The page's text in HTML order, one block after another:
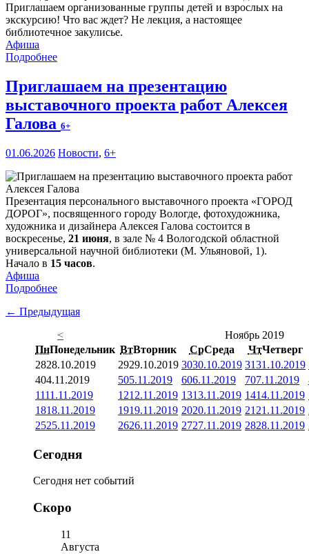
Приглашаем организованные группы детей и взрослых на
экскурсию! Что вас ждет? Не лекция, а настоящее
библиотечное закулисье.
Афиша
Подробнее
Приглашаем на презентацию
выставочного проекта работ Алексея
Галова 6+
01.06.2026 Новости, 6+
Презентация персонального выставочного проекта «ГОРОД
ДОРОГ», посвященного городу Вологде, фотохудожника,
художника и дизайнера Алексея Галова состоится в
воскресенье, 21 июня, в зале № 4 Вологодской областной
универсальной научной библиотеки (М. Ульяновой, 1).
Начало в 15 часов.
Афиша
Подробнее
← Предыдущая
<
Ноябрь 2019
ПнПонедельник ВтВторник СрСреда ЧтЧетверг
2828.10.2019 2929.10.2019 3030.10.2019 3131.10.2019
404.11.2019 505.11.2019 606.11.2019 707.11.2019
1111.11.2019 1212.11.2019 1313.11.2019 1414.11.2019
1818.11.2019 1919.11.2019 2020.11.2019 21 21.11.2019
2525.11.2019 2626.11.2019 2727.11.2019 2828.11.2019
Сегодня
Сегодня нет событий
Скоро
11
Августа